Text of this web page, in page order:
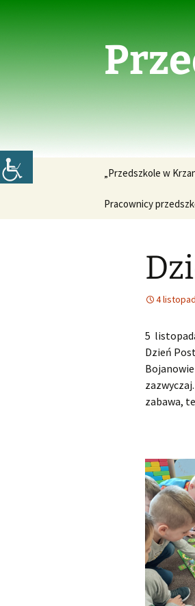
„Przedszkole w
Pracownicy
4
5
Dzień
zabawa,